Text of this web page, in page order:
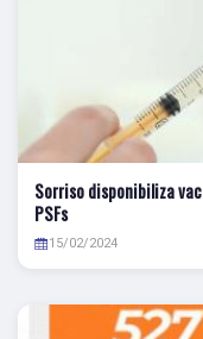
Sorriso disponibiliza
PSFs
15/02/2024